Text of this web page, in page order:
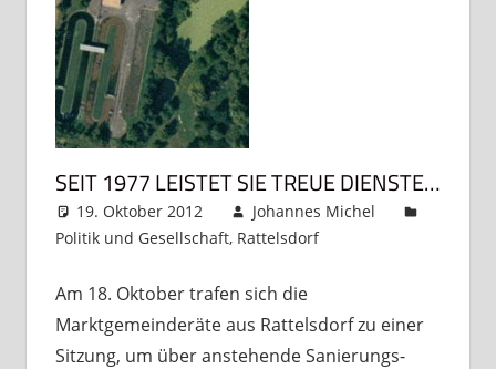
SEIT 1977 LEISTET SIE TREUE DIENSTE…
19. Oktober 2012
Johannes Michel
Politik und Gesellschaft, Rattelsdorf
Am 18. Oktober trafen sich die
Marktgemeinderäte aus Rattelsdorf zu einer
Sitzung, um über anstehende Sanierungs-